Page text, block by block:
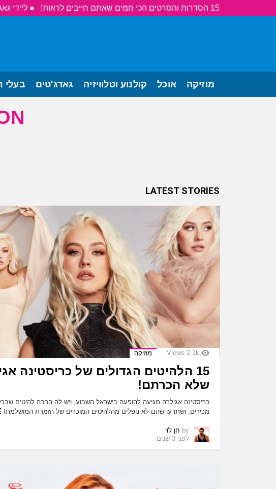
15 הסדרות והסרטים הכי חמים שאתם חייבים לראות! ● ליידי
מוזיקה אוכל קולנוע וטלוויזיה גאדג'טים בעלי
LATEST STORIES
2.1k
Views מוזיקה
15 הלהיטים הגדולים של כריסטינה
שלא הכרתם!
כריסטינה אגילרה מגיעה להופעה בישראל השבוע, ויש לה הרבה להיטים
מכירים, ושתדעו שהם לא נופלים מהלהיטים המוכרים של הזמרת המושלמת!
by חן לוי
לפני 3 שנים